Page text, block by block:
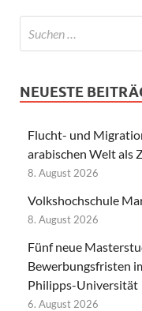
NEUESTE
Flucht- und
arabischen Welt als
8. August 2026
Volkshochschule
8. August 2026
Fünf neue
Bewerbungsfristen
Philipps-Universität
6. August 2026